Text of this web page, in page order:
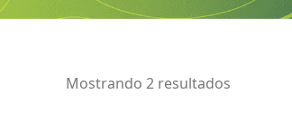
Mostrando 2 resultados